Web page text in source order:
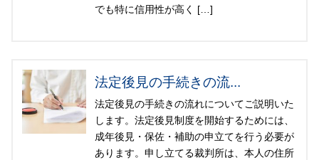
でも特に信用性が高く […]
法定後見の手続きの流...
法定後見の手続きの流れについてご説明いた
します。法定後見制度を開始するためには、
成年後見・保佐・補助の申立てを行う必要が
あります。申し立てる裁判所は、本人の住所